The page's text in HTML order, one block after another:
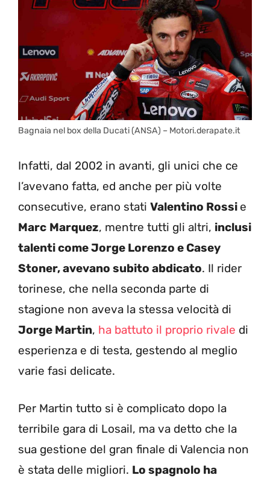
Bagnaia nel box della Ducati (ANSA) – Motori.derapate.it
Infatti, dal 2002 in avanti, gli unici che ce
l’avevano fatta, ed anche per più volte
consecutive, erano stati Valentino Rossi e
Marc Marquez, mentre tutti gli altri, inclusi
talenti come Jorge Lorenzo e Casey
Stoner, avevano subito abdicato. Il rider
torinese, che nella seconda parte di
stagione non aveva la stessa velocità di
Jorge Martin, ha battuto il proprio rivale di
esperienza e di testa, gestendo al meglio
varie fasi delicate.
Per Martin tutto si è complicato dopo la
terribile gara di Losail, ma va detto che la
sua gestione del gran finale di Valencia non
è stata delle migliori. Lo spagnolo ha